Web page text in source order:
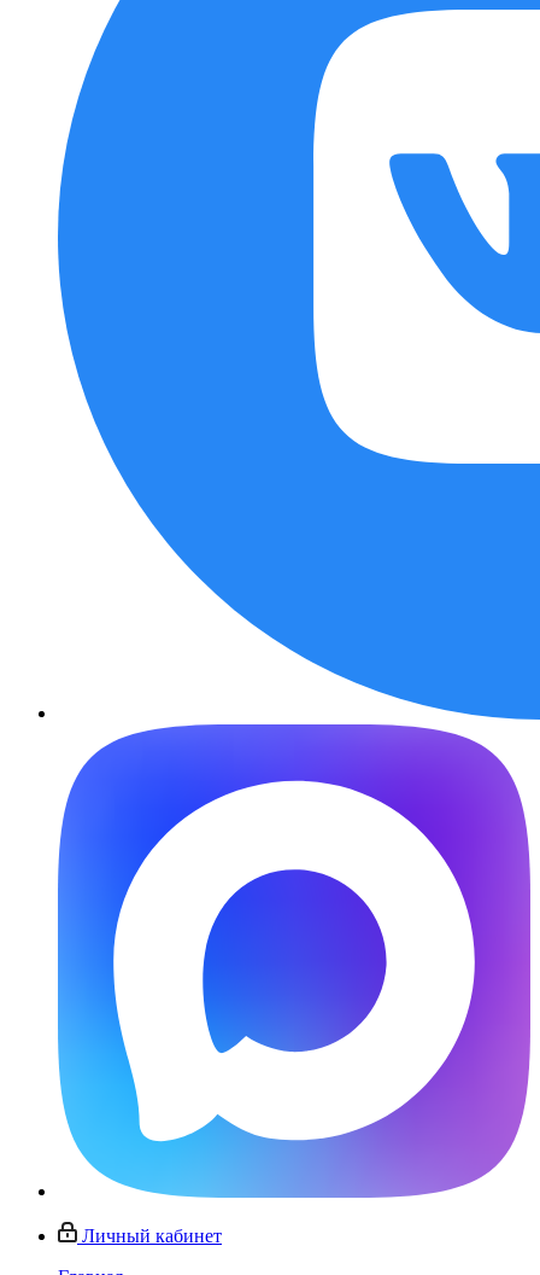
Личный кабинет